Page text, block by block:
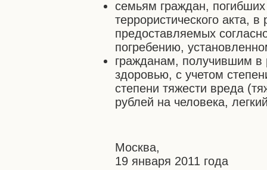
семьям граждан,
террористического акта,
предоставляемых
погребению,
гражданам, получившим в
здоровью, с учетом
степени тяжести вреда
рублей на человека,
Москва,
19 января 2011 года